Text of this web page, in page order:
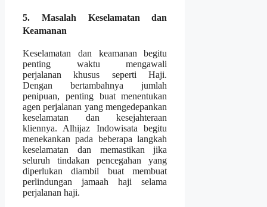
5. Masalah Keselamatan dan
Keamanan
Keselamatan dan keamanan begitu
penting waktu mengawali
perjalanan khusus seperti Haji.
Dengan bertambahnya jumlah
penipuan, penting buat menentukan
agen perjalanan yang mengedepankan
keselamatan dan kesejahteraan
kliennya. Alhijaz Indowisata begitu
menekankan pada beberapa langkah
keselamatan dan memastikan jika
seluruh tindakan pencegahan yang
diperlukan diambil buat membuat
perlindungan jamaah haji selama
perjalanan haji.